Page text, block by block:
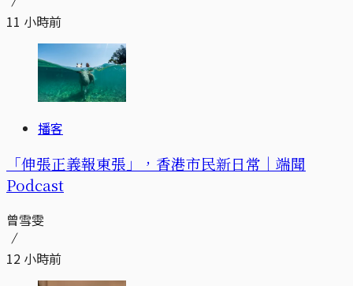
11 小時前
播客
「伸張正義報東張」，香港市民新日常｜端聞
Podcast
曾雪雯
12 小時前